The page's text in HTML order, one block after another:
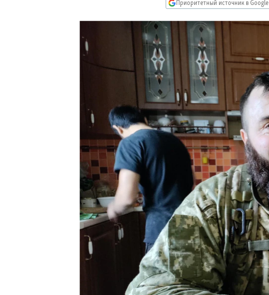
ПОДПИШИТЕСЬ НА РАССЫЛКУ
Приоритетный источник в Google